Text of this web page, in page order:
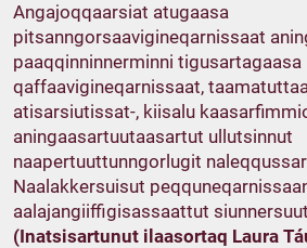
Angajoqqaarsiat atugaasa
pitsanngorsaavigineqarnissaat
paaqqinninnerminni tigusartagaasa
qaffaavigineqarnissaat,
atisarsiutissat-, kiisalu
aningaasartuutaasartut ullutsinnut
naapertuuttunngorlugit
Naalakkersuisut
aalajangiiffigisassaattut
(Inatsisartunut ilaasortaq Laura